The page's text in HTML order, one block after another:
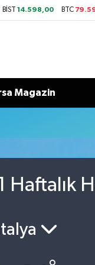
BİST14.598,00 BTC
Magazin
Haftalık